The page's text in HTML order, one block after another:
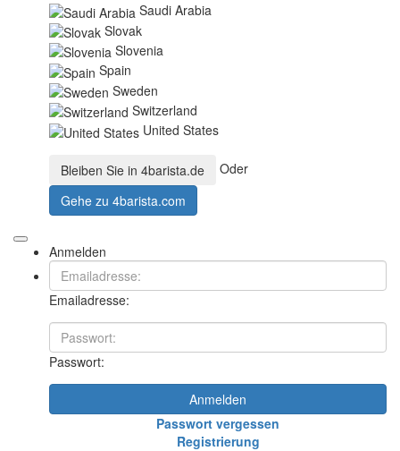
Saudi Arabia
Slovak
Slovenia
Spain
Sweden
Switzerland
United States
Bleiben Sie in 4barista.de
Oder
Gehe zu 4barista.com
Anmelden
Emailadresse:
Passwort:
Anmelden
Passwort vergessen
Registrierung